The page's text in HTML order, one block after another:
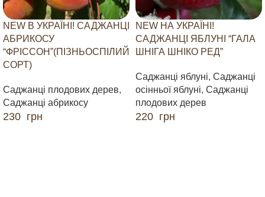
NEW В УКРАЇНІ! САДЖАНЦІ
АБРИКОСУ
“ФРІССОН”(ПІЗНЬОСПІЛИЙ
СОРТ)
Саджанці плодових дерев,
Саджанці абрикосу
230 грн
NEW НА УКРАЇНІ!
САДЖАНЦІ ЯБЛУНІ “ГАЛА
ШНІГА ШНІКО РЕД”
Саджанці яблуні, Саджанці
осінньої яблуні, Саджанці
плодових дерев
220 грн